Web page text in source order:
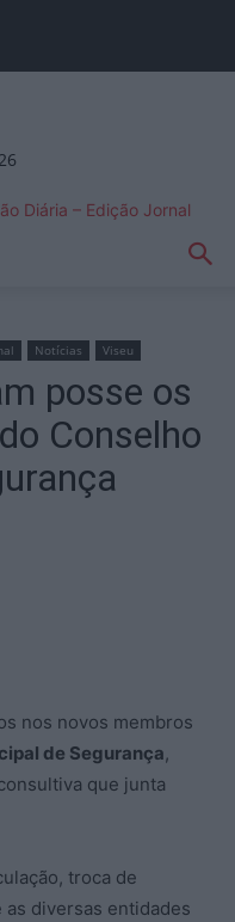
Diária – Edição Jornal
Notícias Viseu
posse os
Conselho
nos novos membros
de Segurança,
que junta
troca de
diversas entidades